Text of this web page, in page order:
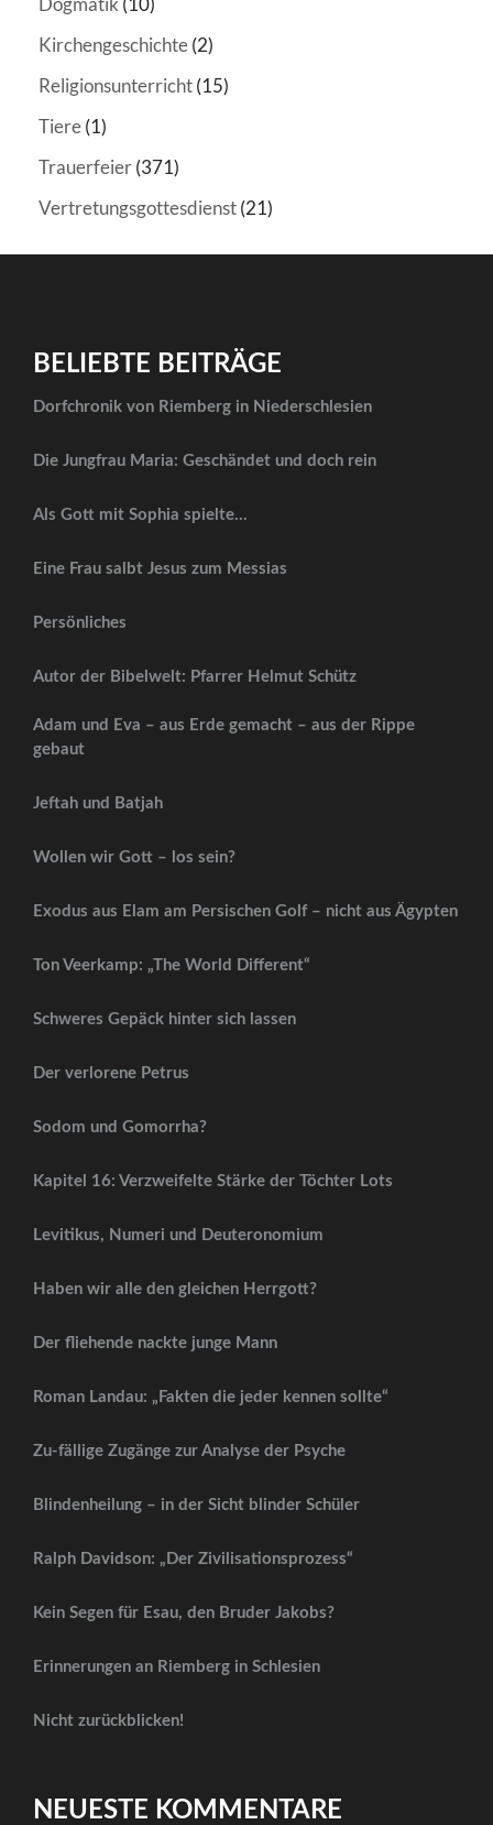
Kirchengeschichte(2)
Religionsunterricht(15)
Tiere(1)
Trauerfeier(371)
Vertretungsgottesdienst(21)
BELIEBTE BEITRÄGE
Dorfchronik von Riemberg in Niederschlesien
Die Jungfrau Maria: Geschändet und doch rein
Als Gott mit Sophia spielte…
Eine Frau salbt Jesus zum Messias
Persönliches
Autor der Bibelwelt: Pfarrer Helmut Schütz
Adam und Eva – aus Erde gemacht – aus der Rippe
gebaut
Jeftah und Batjah
Wollen wir Gott – los sein?
Exodus aus Elam am Persischen Golf – nicht aus Ägypten
Ton Veerkamp: „The World Different“
Schweres Gepäck hinter sich lassen
Der verlorene Petrus
Sodom und Gomorrha?
Kapitel 16: Verzweifelte Stärke der Töchter Lots
Levitikus, Numeri und Deuteronomium
Haben wir alle den gleichen Herrgott?
Der fliehende nackte junge Mann
Roman Landau: „Fakten die jeder kennen sollte“
Zu-fällige Zugänge zur Analyse der Psyche
Blindenheilung – in der Sicht blinder Schüler
Ralph Davidson: „Der Zivilisationsprozess“
Kein Segen für Esau, den Bruder Jakobs?
Erinnerungen an Riemberg in Schlesien
Nicht zurückblicken!
NEUESTE KOMMENTARE